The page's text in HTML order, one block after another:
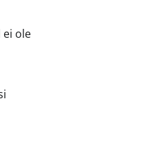
ei ole